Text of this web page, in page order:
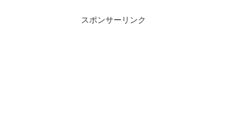
スポンサーリンク